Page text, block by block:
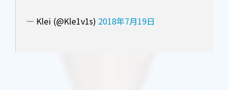
— Klei (@Kle1v1s) 2018年7月19日